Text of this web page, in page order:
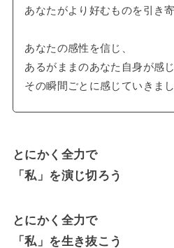
あなたがより好むものを引き
あなたの感性を信じ、
あるがままのあなた自身が感じ
その瞬間ごとに感じていきまし
とにかく全力で
「私」を演じ切ろう
とにかく全力で
「私」を生き抜こう